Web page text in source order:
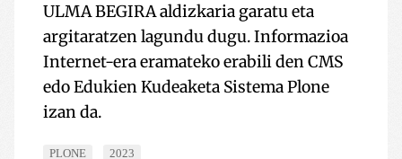
ULMA BEGIRA aldizkaria garatu eta
argitaratzen lagundu dugu. Informazioa
Internet-era eramateko erabili den CMS
edo Edukien Kudeaketa Sistema Plone
izan da.
PLONE 2023